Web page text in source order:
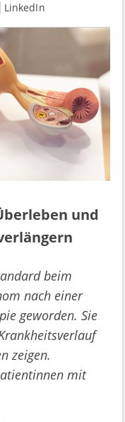
LinkedIn
und
beim
nach einer
geworden. Sie
zeigen.
mit